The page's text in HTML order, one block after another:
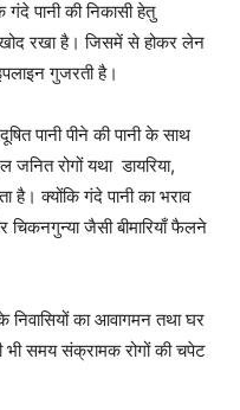
पानी की निकासी हेतु
रखा है। जिसमें से होकर लेन
गुजरती है।
पानी पीने की पानी के साथ
जनित रोगों यथा डायरिया,
है। क्योंकि गंदे पानी का भराव
जैसी बीमारियाँ फैलने
का आवागमन तथा घर
भी समय संक्रामक रोगों की चपेट